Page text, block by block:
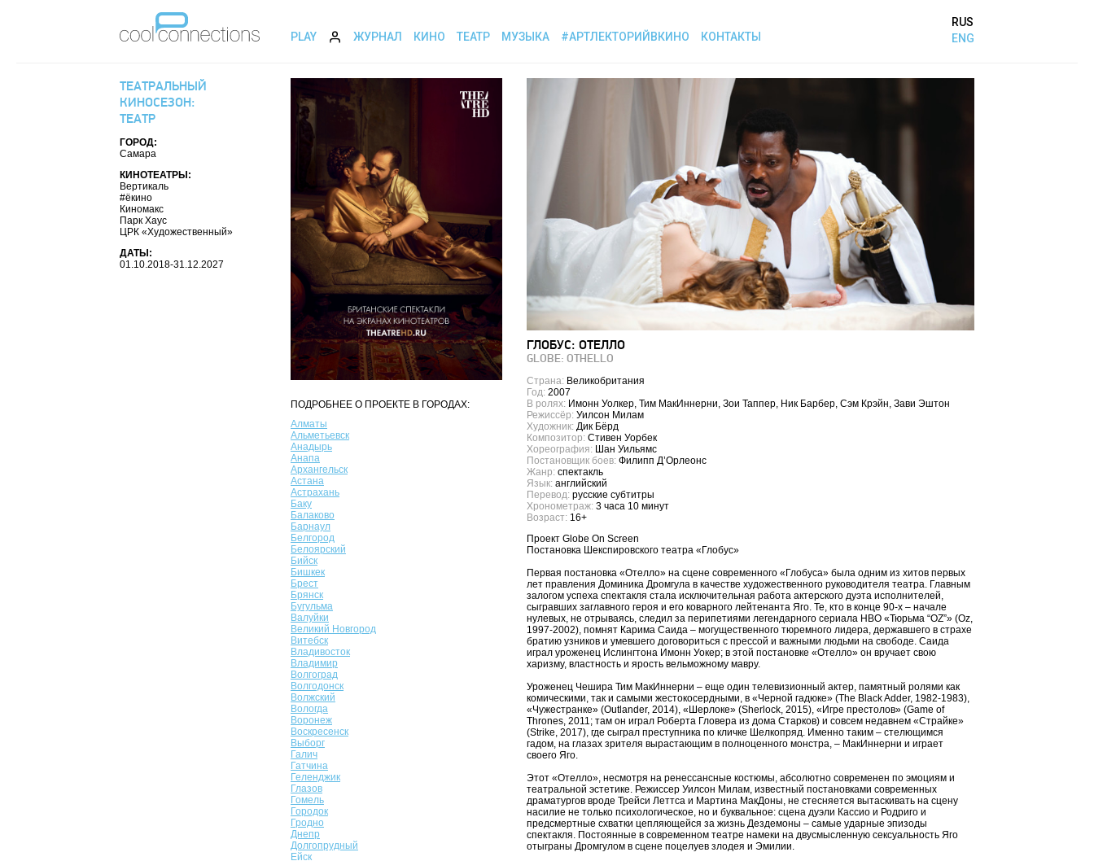
PLAY ЖУРНАЛ КИНО ТЕАТР МУЗЫКА #АРТЛЕКТОРИЙВКИНО КОНТАКТЫ
RUS
ENG
ТЕАТРАЛЬНЫЙ
КИНОСЕЗОН:
ТЕАТР
ГОРОД:
Самара
КИНОТЕАТРЫ:
Вертикаль
#ёкино
Киномакс
Парк Хаус
ЦРК «Художественный»
ДАТЫ:
01.10.2018-31.12.2027
ПОДРОБНЕЕ О ПРОЕКТЕ В ГОРОДАХ:
Алматы
Альметьевск
Анадырь
Анапа
Архангельск
Астана
Астрахань
Баку
Балаково
Барнаул
Белгород
Белоярский
Бийск
Бишкек
Брест
Брянск
Бугульма
Валуйки
Великий Новгород
Витебск
Владивосток
Владимир
Волгоград
Волгодонск
Волжский
Вологда
Воронеж
Воскресенск
Выборг
Галич
Гатчина
Геленджик
Глазов
Гомель
Городок
Гродно
Днепр
Долгопрудный
Ейск
ГЛОБУС: ОТЕЛЛО
GLOBE: OTHELLO
Страна: Великобритания
Год: 2007
В ролях: Имонн Уолкер, Тим МакИннерни, Зои Таппер, Ник Барбер, Сэм Крэйн, Зави Эштон
Режиссёр: Уилсон Милам
Художник: Дик Бёрд
Композитор: Стивен Уорбек
Хореография: Шан Уильямс
Постановщик боев: Филипп Д’Орлеонc
Жанр: спектакль
Язык: английский
Перевод: русские субтитры
Хронометраж: 3 часа 10 минут
Возраст: 16+
Проект Globe On Screen
Постановка Шекспировского театра «Глобус»
Первая постановка «Отелло» на сцене современного «Глобуса» была одним из хитов первых
лет правления Доминика Дромгула в качестве художественного руководителя театра. Главным
залогом успеха спектакля стала исключительная работа актерского дуэта исполнителей,
сыгравших заглавного героя и его коварного лейтенанта Яго. Те, кто в конце 90-х – начале
нулевых, не отрываясь, следил за перипетиями легендарного сериала HBO «Тюрьма “ОZ”» (Oz,
1997-2002), помнят Карима Саида – могущественного тюремного лидера, державшего в страхе
братию узников и умевшего договориться с прессой и важными людьми на свободе. Саида
играл уроженец Иcлингтона Имонн Уокер; в этой постановке «Отелло» он вручает свою
харизму, властность и ярость вельможному мавру.
Уроженец Чешира Тим МакИннерни – еще один телевизионный актер, памятный ролями как
комическими, так и самыми жестокосердными, в «Черной гадюке» (The Black Adder, 1982-1983),
«Чужестранке» (Outlander, 2014), «Шерлоке» (Sherlock, 2015), «Игре престолов» (Game of
Thrones, 2011; там он играл Роберта Гловера из дома Старков) и совсем недавнем «Страйке»
(Strike, 2017), где сыграл преступника по кличке Шелкопряд. Именно таким – стелющимся
гадом, на глазах зрителя вырастающим в полноценного монстра, – МакИннерни и играет
своего Яго.
Этот «Отелло», несмотря на ренессансные костюмы, абсолютно современен по эмоциям и
театральной эстетике. Режиссер Уилсон Милам, известный постановками современных
драматургов вроде Трейси Леттса и Мартина МакДоны, не стесняется вытаскивать на сцену
насилие не только психологическое, но и буквальное: сцена дуэли Кассио и Родриго и
предсмертные схватки цепляющейся за жизнь Дездемоны – самые ударные эпизоды
спектакля. Постоянные в современном театре намеки на двусмысленную сексуальность Яго
отыграны Дромгулом в сцене поцелуев злодея и Эмилии.